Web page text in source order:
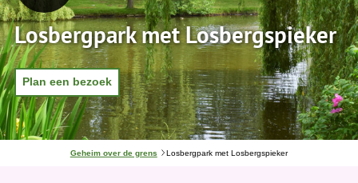
Losbergpark met Losbergspieker
Plan een bezoek
J
Geheim over de grens Losbergpark met Losbergspieker